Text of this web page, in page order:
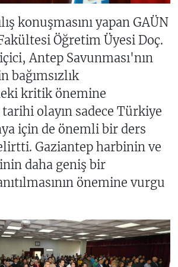
konuşmasını yapan GAÜN
Öğretim Üyesi Doç.
Antep Savunması'nın
kritik önemine
olayın sadece Türkiye
için de önemli bir ders
Gaziantep harbinin ve
daha geniş bir
önemine vurgu